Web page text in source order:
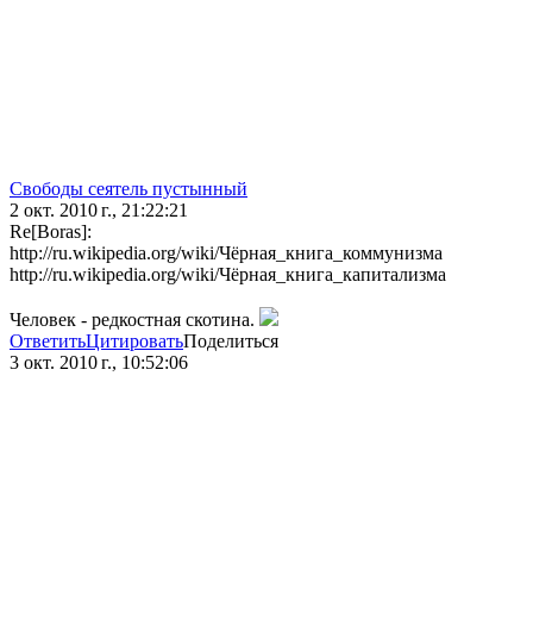
Свободы сеятель пустынный
2 окт. 2010 г., 21:22:21
Re[Boras]:
http://ru.wikipedia.org/wiki/Чёрная_книга_коммунизма
http://ru.wikipedia.org/wiki/Чёрная_книга_капитализма
Человек - редкостная скотина.
ОтветитьЦитироватьПоделиться
3 окт. 2010 г., 10:52:06